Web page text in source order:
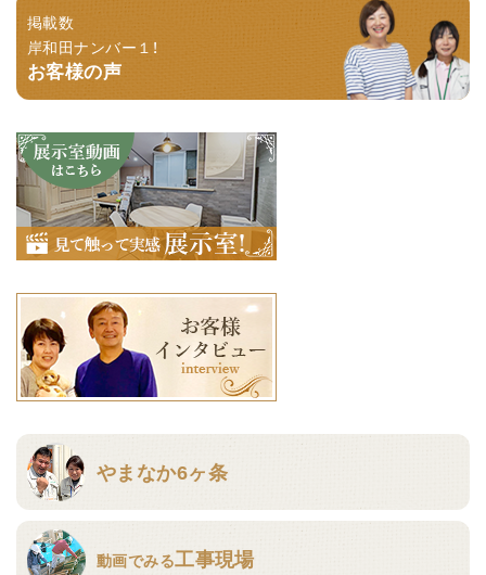
掲載数
岸和田ナンバー１！
お客様の声
やまなか6ヶ条
動画でみる工事現場